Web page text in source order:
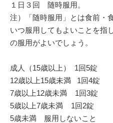
１日３回 随時服用。
注）「随時服用」とは食前・
いつ服用してもよいことを指
の服用がよいでしょう。
成人（15歳以上） 1回5錠
12歳以上15歳未満 1回4錠
7歳以上12歳未満 1回3錠
5歳以上7歳未満 1回2錠
5歳未満 服用しないこと